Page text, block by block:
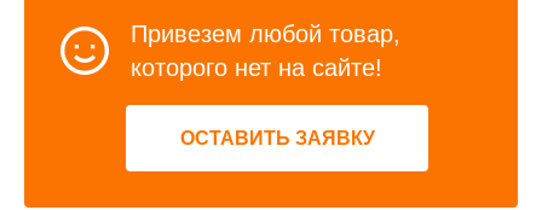
Привезем любой товар,
которого нет на сайте!
ОСТАВИТЬ ЗАЯВКУ